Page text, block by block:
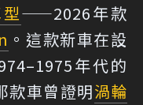
——2026年款
。這款新車在設
年代的
款車曾證明渦輪